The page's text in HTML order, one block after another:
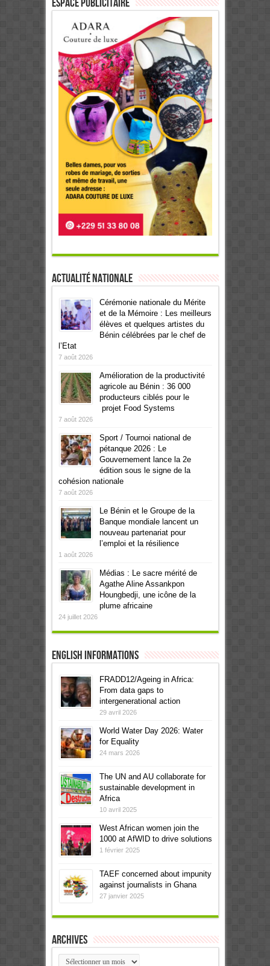
ESPACE PUBLICITAIRE
Actualité Nationale
Cérémonie nationale du Mérite
et de la Mémoire : Les meilleurs
élèves et quelques artistes du
Bénin célébrées par le chef de
l’Etat
7 août 2026
Amélioration de la productivité
agricole au Bénin : 36 000
producteurs ciblés pour le
projet Food Systems
7 août 2026
Sport / Tournoi national de
pétanque 2026 : Le
Gouvernement lance la 2e
édition sous le signe de la
cohésion nationale
7 août 2026
Le Bénin et le Groupe de la
Banque mondiale lancent un
nouveau partenariat pour
l’emploi et la résilience
1 août 2026
Médias : Le sacre mérité de
Agathe Aline Assankpon
Houngbedji, une icône de la
plume africaine
24 juillet 2026
English informations
FRADD12/Ageing in Africa:
From data gaps to
intergenerational action
29 avril 2026
World Water Day 2026: Water
for Equality
24 mars 2026
The UN and AU collaborate for
sustainable development in
Africa
10 avril 2025
West African women join the
1000 at AfWID to drive solutions
1 février 2025
TAEF concerned about impunity
against journalists in Ghana
27 janvier 2025
Archives
Archives